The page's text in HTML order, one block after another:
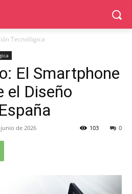
Tecnológica
El Smartphone
el Diseño
de 2026 0
103